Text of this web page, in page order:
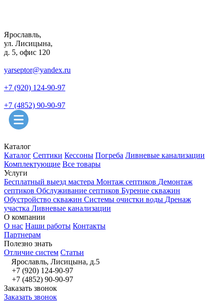
Ярославль,
ул. Лисицына,
д. 5, офис 120
yarseptor@yandex.ru
+7 (920) 124-90-97
+7 (4852) 90-90-97
Каталог
Каталог Септики Кессоны Погреба Ливневые канализации
Комплектующие Все товары
Услуги
Бесплатный выезд мастера Монтаж септиков Демонтаж
септиков Обслуживание септиков Бурение скважин
Обустройство скважин Системы очистки воды Дренаж
участка Ливневые канализации
О компании
О нас Наши работы Контакты
Партнерам
Полезно знать
Отличие систем Статьи
Ярославль, Лисицына, д.5
+7 (920) 124-90-97
+7 (4852) 90-90-97
Заказать звонок
Заказать звонок